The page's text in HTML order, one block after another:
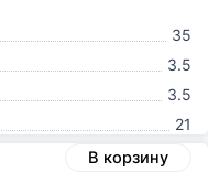
35
3.5
3.5
21
В корзину